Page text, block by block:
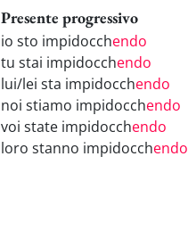
Presente progressivo
io sto impidocchendo
tu stai impidocchendo
lui/lei sta impidocchendo
noi stiamo impidocchendo
voi state impidocchendo
loro stanno impidocchendo